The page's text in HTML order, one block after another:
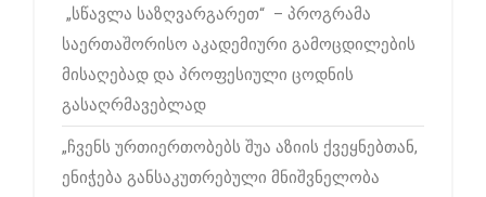
„სწავლა საზღვარგარეთ“ – პროგრამა
საერთაშორისო აკადემიური გამოცდილების
მისაღებად და პროფესიული ცოდნის
გასაღრმავებლად
„ჩვენს ურთიერთობებს შუა აზიის ქვეყნებთან,
ენიჭება განსაკუთრებული მნიშვნელობა